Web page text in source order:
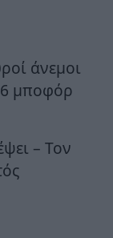
άνεμοι
μποφόρ
– Τον